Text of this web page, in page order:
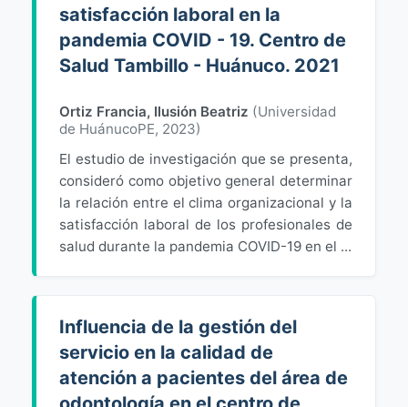
satisfacción laboral en la
pandemia COVID - 19. Centro de
Salud Tambillo - Huánuco. 2021
Ortiz Francia, Ilusión Beatriz (Universidad
de HuánucoPE, 2023)
El estudio de investigación que se presenta,
consideró como objetivo general determinar
la relación entre el clima organizacional y la
satisfacción laboral de los profesionales de
salud durante la pandemia COVID-19 en el ...
Influencia de la gestión del
servicio en la calidad de
atención a pacientes del área de